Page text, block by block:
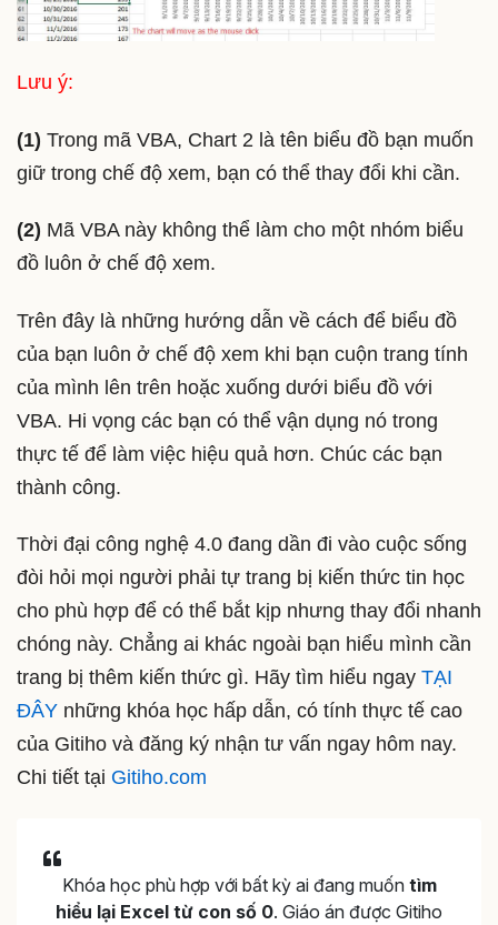
Lưu ý:
(1) Trong mã VBA, Chart 2 là tên biểu đồ bạn muốn
giữ trong chế độ xem, bạn có thể thay đổi khi cần.
(2) Mã VBA này không thể làm cho một nhóm biểu
đồ luôn ở chế độ xem.
Trên đây là những hướng dẫn về cách để biểu đồ
của bạn luôn ở chế độ xem khi bạn cuộn trang tính
của mình lên trên hoặc xuống dưới biểu đồ với
VBA. Hi vọng các bạn có thể vận dụng nó trong
thực tế để làm việc hiệu quả hơn. Chúc các bạn
thành công.
Thời đại công nghệ 4.0 đang dần đi vào cuộc sống
đòi hỏi mọi người phải tự trang bị kiến thức tin học
cho phù hợp để có thể bắt kịp nhưng thay đổi nhanh
chóng này. Chẳng ai khác ngoài bạn hiểu mình cần
trang bị thêm kiến thức gì. Hãy tìm hiểu ngay TẠI
ĐÂY những khóa học hấp dẫn, có tính thực tế cao
của Gitiho và đăng ký nhận tư vấn ngay hôm nay.
Chi tiết tại Gitiho.com
Khóa học phù hợp với bất kỳ ai đang muốn tìm
hiểu lại Excel từ con số 0. Giáo án được Gitiho